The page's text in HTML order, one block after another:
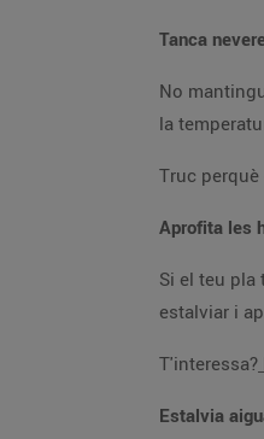
Tanca
No mantinguis la nevera i el congelador
Aprofita les
Si el teu pla té diferents preus segons l'hora,
T'interessa?
Estalvia